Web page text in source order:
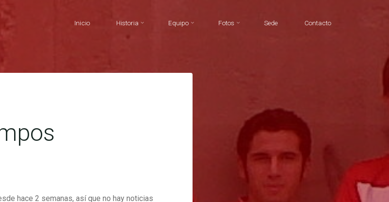
Inicio Historia Equipo Fotos Sede Contacto
hace 2 semanas, así que no hay noticias